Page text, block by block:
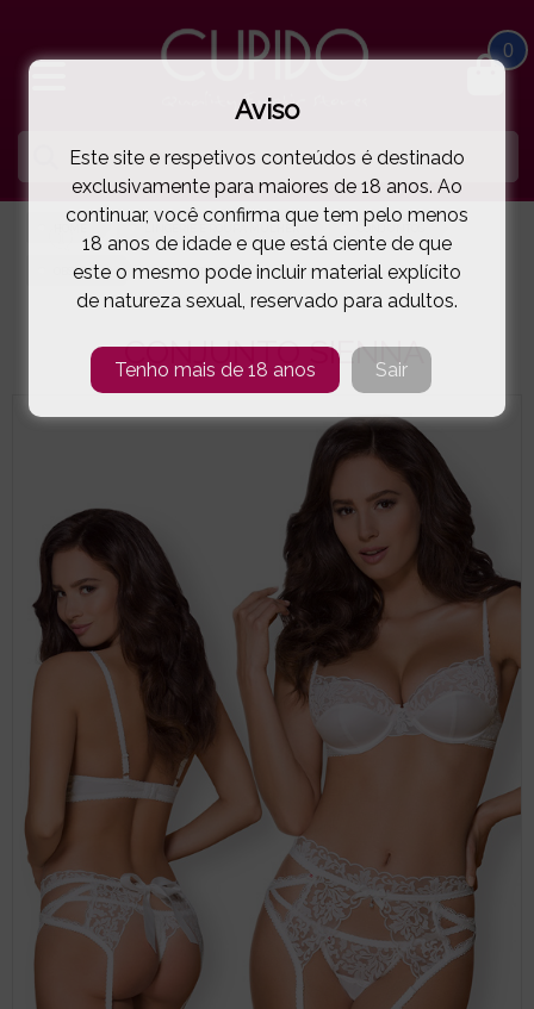
0
LINGERIE E ROUPA MULHER CONJUNTOS
OBSESSIVE CONJUNTO SIENNA( 5-9898E )
CONJUNTO SIENNA
Aviso
Este site e respetivos conteúdos é destinado
exclusivamente para maiores de 18 anos. Ao
continuar, você confirma que tem pelo menos
18 anos de idade e que está ciente de que
este o mesmo pode incluir material explícito
de natureza sexual, reservado para adultos.
Tenho mais de 18 anos Sair